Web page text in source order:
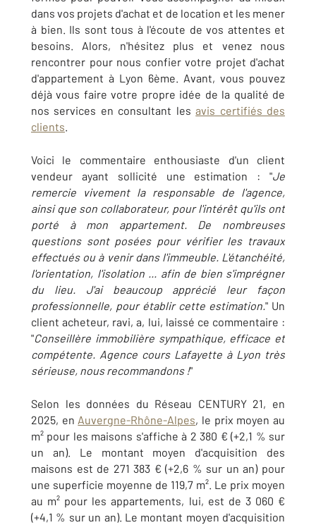
dans vos projets d'achat et de location et les mener
à bien. Ils sont tous à l'écoute de vos attentes et
besoins. Alors, n'hésitez plus et venez nous
rencontrer pour nous confier votre projet d'achat
d'appartement à Lyon 6ème. Avant, vous pouvez
déjà vous faire votre propre idée de la qualité de
nos services en consultant lesavis certifiés des
clients.
Voici le commentaire enthousiaste d'un client
vendeur ayant sollicité une estimation : "Je
remercie vivement la responsable de l'agence,
ainsi que son collaborateur, pour l'intérêt qu'ils ont
porté à mon appartement. De nombreuses
questions sont posées pour vérifier les travaux
effectués ou à venir dans l'immeuble. L'étanchéité,
l'orientation, l'isolation ... afin de bien s'imprégner
du lieu. J'ai beaucoup apprécié leur façon
professionnelle, pour établir cette estimation." Un
client acheteur, ravi, a, lui, laissé ce commentaire :
"Conseillère immobilière sympathique, efficace et
compétente. Agence cours Lafayette à Lyon très
sérieuse, nous recommandons !"
Selon les données du Réseau CENTURY 21, en
2025, en Auvergne-Rhône-Alpes, le prix moyen au
m² pour les maisons s'affiche à 2 380 € (+2,1 % sur
un an). Le montant moyen d'acquisition des
maisons est de 271 383 € (+2,6 % sur un an) pour
une superficie moyenne de 119,7 m². Le prix moyen
au m² pour les appartements, lui, est de 3 060 €
(+4,1 % sur un an). Le montant moyen d'acquisition